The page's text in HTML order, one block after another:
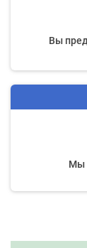
Вы
Мы